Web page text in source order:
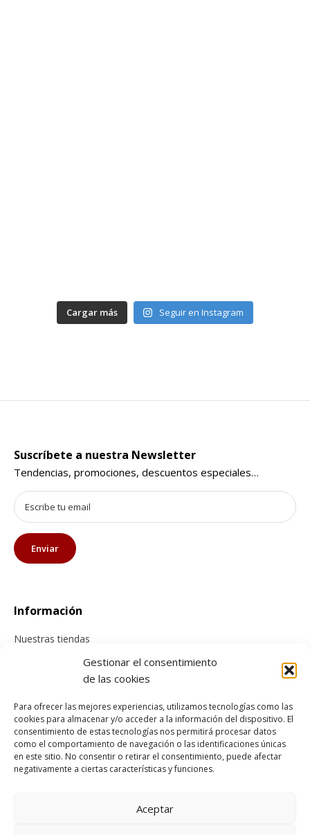
Gestionar el consentimiento
de las cookies
Para ofrecer las mejores experiencias, utilizamos tecnologías como las
cookies para almacenar y/o acceder a la información del dispositivo. El
consentimiento de estas tecnologías nos permitirá procesar datos
como el comportamiento de navegación o las identificaciones únicas
en este sitio. No consentir o retirar el consentimiento, puede afectar
negativamente a ciertas características y funciones.
Aceptar
Cargar más Seguir en Instagram
Suscríbete a nuestra Newsletter
Tendencias, promociones, descuentos especiales…
Información
Nuestras tiendas
Tienda online
Información sobre envíos
Cancelación y devolución
Pago seguro
Condiciones generales de compra